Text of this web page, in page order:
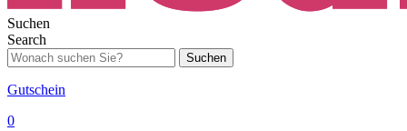
Suchen
Search
Suchen
Gutschein
0